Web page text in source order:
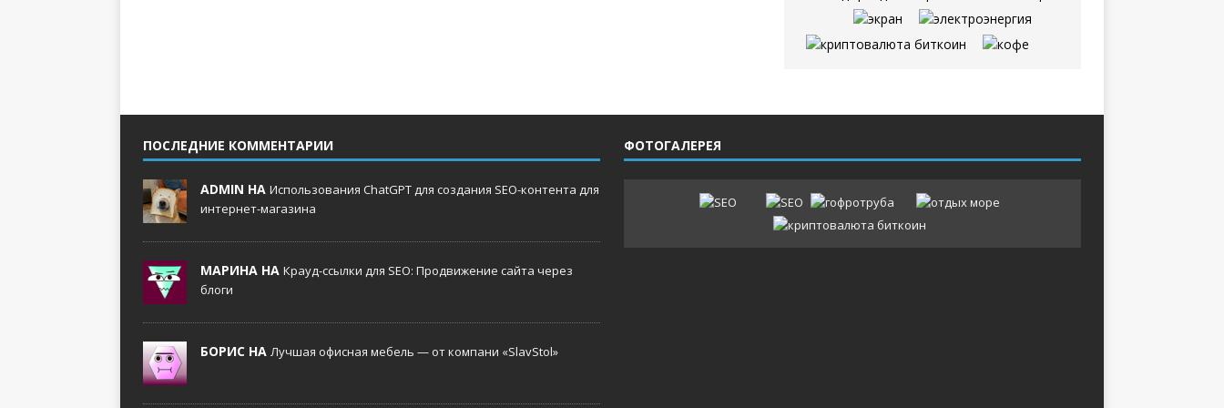
ПОСЛЕДНИЕ КОММЕНТАРИИ
ADMIN НА Использования ChatGPT для создания SEO-контента для
интернет-магазина
МАРИНА НА Крауд-ссылки для SEO: Продвижение сайта через
блоги
БОРИС НА Лучшая офисная мебель — от компани «SlavStol»
ФОТОГАЛЕРЕЯ